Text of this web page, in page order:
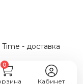
- доставка
0
Кабинет